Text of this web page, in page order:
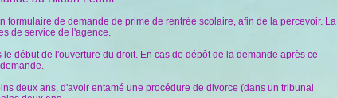
de demande de prime de rentrée scolaire, afin de la percevoir. La
de service de l'agence.
début de l'ouverture du droit. En cas de dépôt de la demande après ce
deux ans, d'avoir entamé une procédure de divorce (dans un tribunal